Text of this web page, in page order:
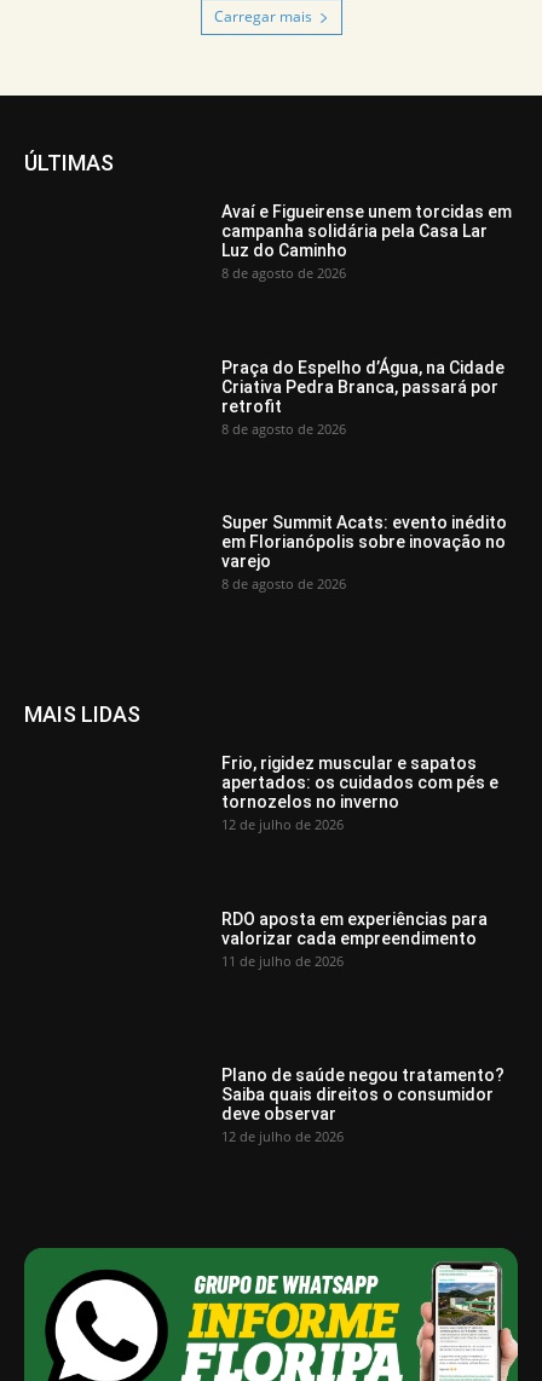
Carregar mais
ÚLTIMAS
Avaí e Figueirense unem torcidas em
campanha solidária pela Casa Lar
Luz do Caminho
8 de agosto de 2026
Praça do Espelho d’Água, na Cidade
Criativa Pedra Branca, passará por
retrofit
8 de agosto de 2026
Super Summit Acats: evento inédito
em Florianópolis sobre inovação no
varejo
8 de agosto de 2026
MAIS LIDAS
Frio, rigidez muscular e sapatos
apertados: os cuidados com pés e
tornozelos no inverno
12 de julho de 2026
RDO aposta em experiências para
valorizar cada empreendimento
11 de julho de 2026
Plano de saúde negou tratamento?
Saiba quais direitos o consumidor
deve observar
12 de julho de 2026